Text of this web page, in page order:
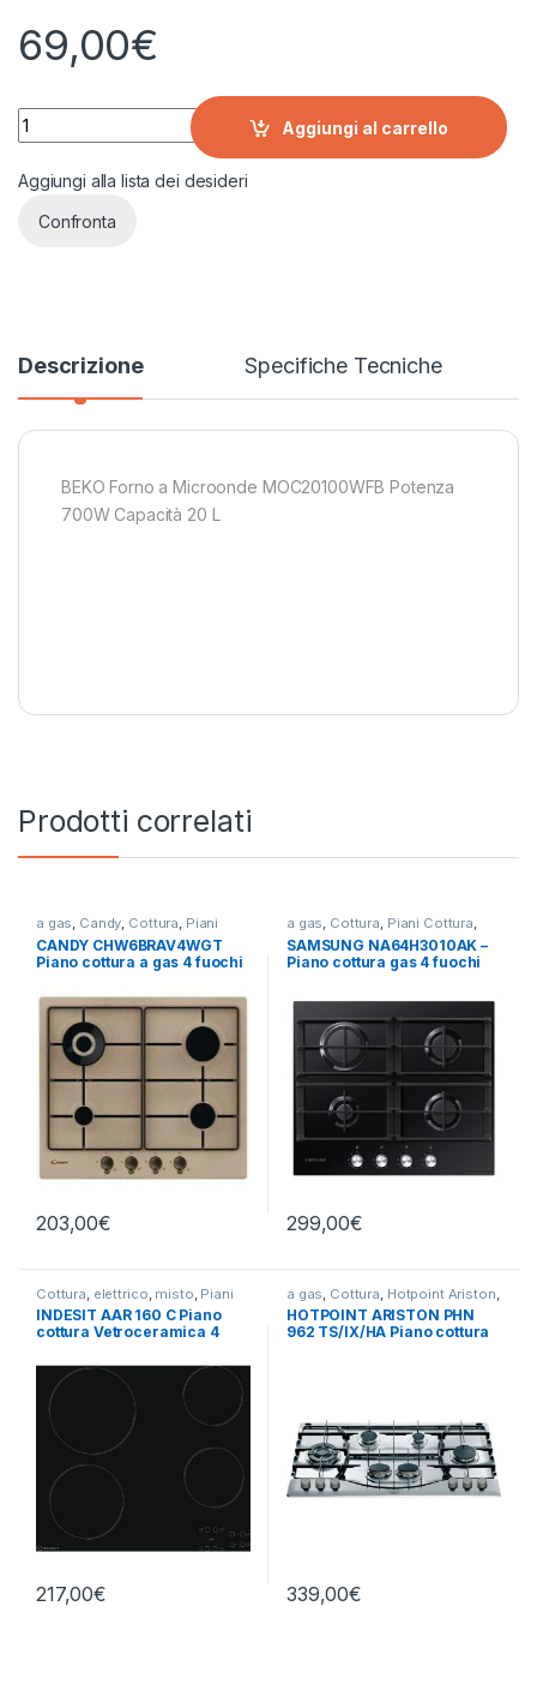
69,00€
BEKO Forno a Microonde MOC20100WFB quantity
Aggiungi al carrello
Aggiungi alla lista dei desideri
Confronta
Descrizione Specifiche Tecniche
BEKO Forno a Microonde MOC20100WFB Potenza
700W Capacità 20 L
Prodotti correlati
a gas, Candy, Cottura, Piani
Cottura
CANDY CHW6BRAV4WGT
Piano cottura a gas 4 fuochi
203,00€
a gas, Cottura, Piani Cottura,
SAMSUNG
SAMSUNG NA64H3010AK –
Piano cottura gas 4 fuochi
299,00€
Cottura elettrico misto Piani
Cottura
INDESIT AAR 160 C Piano
cottura Vetroceramica 4
217,00€
a gas Cottura Hotpoint Ariston
Piani Cottura
HOTPOINT ARISTON PHN
962 TS/IX/HA Piano cottura
339,00€